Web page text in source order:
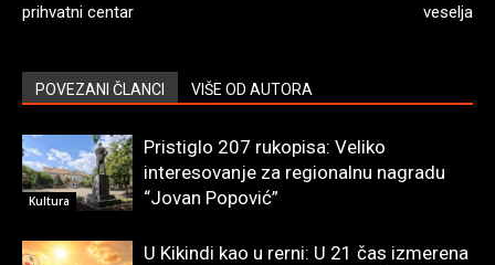
prihvatni centar
veselja
POVEZANI ČLANCI VIŠE OD AUTORA
Kultura
Pristiglo 207 rukopisa: Veliko
interesovanje za regionalnu nagradu
“Jovan Popović”
U Kikindi kao u rerni: U 21 čas izmerena